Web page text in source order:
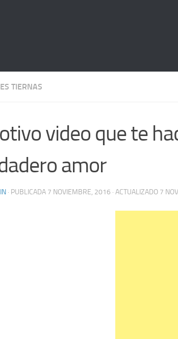
TIERNAS
video que te
amor
· PUBLICADA 7 NOVIEMBRE, 2016 · ACTUALIZADO 7